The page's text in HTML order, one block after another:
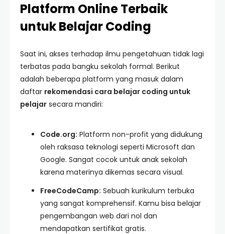
Platform Online Terbaik
untuk Belajar Coding
Saat ini, akses terhadap ilmu pengetahuan tidak lagi
terbatas pada bangku sekolah formal. Berikut
adalah beberapa platform yang masuk dalam
daftar rekomendasi cara belajar coding untuk
pelajar secara mandiri:
Code.org: Platform non-profit yang didukung
oleh raksasa teknologi seperti Microsoft dan
Google. Sangat cocok untuk anak sekolah
karena materinya dikemas secara visual.
FreeCodeCamp: Sebuah kurikulum terbuka
yang sangat komprehensif. Kamu bisa belajar
pengembangan web dari nol dan
mendapatkan sertifikat gratis.